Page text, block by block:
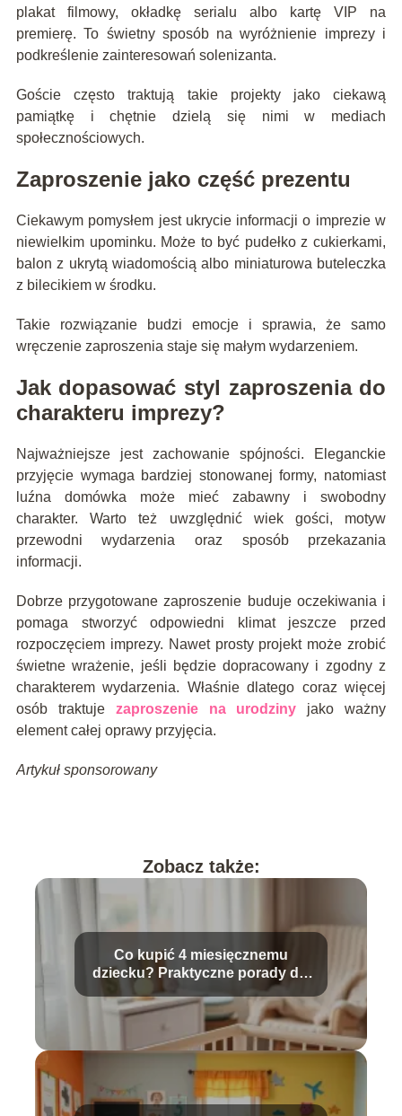
plakat filmowy, okładkę serialu albo kartę VIP na
premierę. To świetny sposób na wyróżnienie imprezy i
podkreślenie zainteresowań solenizanta.
Goście często traktują takie projekty jako ciekawą
pamiątkę i chętnie dzielą się nimi w mediach
społecznościowych.
Zaproszenie jako część prezentu
Ciekawym pomysłem jest ukrycie informacji o imprezie w
niewielkim upominku. Może to być pudełko z cukierkami,
balon z ukrytą wiadomością albo miniaturowa buteleczka
z bilecikiem w środku.
Takie rozwiązanie budzi emocje i sprawia, że samo
wręczenie zaproszenia staje się małym wydarzeniem.
Jak dopasować styl zaproszenia do
charakteru imprezy?
Najważniejsze jest zachowanie spójności. Eleganckie
przyjęcie wymaga bardziej stonowanej formy, natomiast
luźna domówka może mieć zabawny i swobodny
charakter. Warto też uwzględnić wiek gości, motyw
przewodni wydarzenia oraz sposób przekazania
informacji.
Dobrze przygotowane zaproszenie buduje oczekiwania i
pomaga stworzyć odpowiedni klimat jeszcze przed
rozpoczęciem imprezy. Nawet prosty projekt może zrobić
świetne wrażenie, jeśli będzie dopracowany i zgodny z
charakterem wydarzenia. Właśnie dlatego coraz więcej
osób traktuje zaproszenie na urodziny jako ważny
element całej oprawy przyjęcia.
Artykuł sponsorowany
Zobacz także:
Co kupić 4 miesięcznemu
dziecku? Praktyczne porady dla